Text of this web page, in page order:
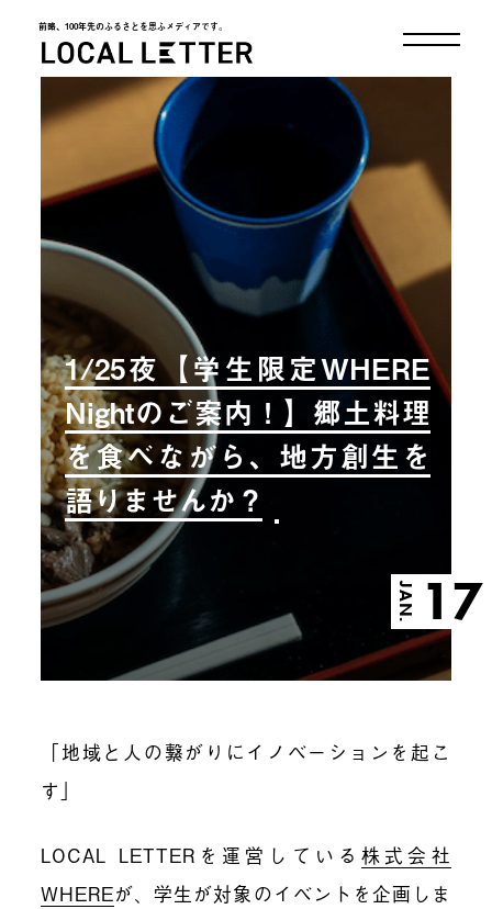
前略、100年先のふるさとを思ふメディアです。
LOCAL LETTER
1/25夜【学生限定WHERE
Nightのご案内！】郷土料理
を食べながら、地方創生を
語りませんか？
JAN. 17
「地域と人の繋がりにイノベーションを起こ
す」
LOCAL LETTERを運営している株式会社
WHEREが、学生が対象のイベントを企画しま